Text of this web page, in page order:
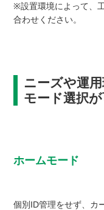
※設置環境によって、
合わせください。
ニーズや運
モード選択
ホームモード
個別ID管理をせず、カ